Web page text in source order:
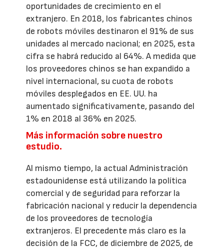
oportunidades de crecimiento en el
extranjero. En 2018, los fabricantes chinos
de robots móviles destinaron el 91% de sus
unidades al mercado nacional; en 2025, esta
cifra se habrá reducido al 64%. A medida que
los proveedores chinos se han expandido a
nivel internacional, su cuota de robots
móviles desplegados en EE. UU. ha
aumentado significativamente, pasando del
1% en 2018 al 36% en 2025.
Más información sobre nuestro
estudio.
Al mismo tiempo, la actual Administración
estadounidense está utilizando la política
comercial y de seguridad para reforzar la
fabricación nacional y reducir la dependencia
de los proveedores de tecnología
extranjeros. El precedente más claro es la
decisión de la FCC, de diciembre de 2025, de